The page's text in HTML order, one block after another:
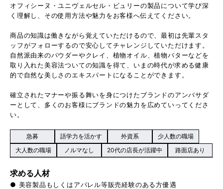
オフィシーヌ・ユニヴェルセル・ビュリーの製品について学び深
く理解し、その使用方法や魅力をお客様へ伝えてください。
商品の知識は働きながら覚えていただけるので、最初は先輩スタ
ッフがフォローするので安心してチャレンジしていただけます。
自然派由来のパウダーやクレイ、植物オイル、植物バターなどを
取り入れた美容法ついての知識を得て、いまの時代が求める健康
的で自然な美しさのエキスパートになることができます。
確立されたマナーや振る舞いを身につけたブランドのアンバサダ
ーとして、多くのお客様にブランドの魅力を広めていってくださ
い。
急募 語学力を活かす 外資系
少人数の職場
大人数の職場
ノルマなし 20代の店長が活躍中 路面店あり
求める人材
● 美容製品もしくはアパレル等販売経験のある方優遇